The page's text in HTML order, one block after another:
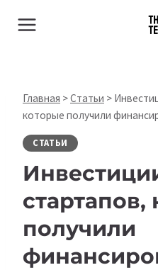
Главная >Статьи >
которые получили
СТАТЬИ
стартапов,
получили